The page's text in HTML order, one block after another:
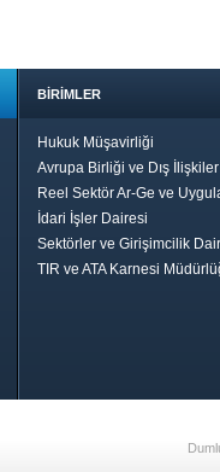
BİRİMLER
Hukuk Müşavirliği
Avrupa Birliği ve Dış
Reel Sektör Ar-Ge ve
İdari İşler Dairesi
Sektörler ve Girişimcilik
TIR ve ATA Karnesi